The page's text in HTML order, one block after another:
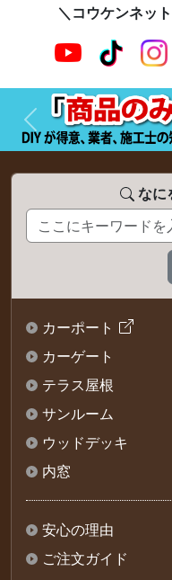
＼コウケンネッ
前へ
なに
カーポート
カーゲート
テラス屋根
サンルーム
ウッドデッキ
内窓
安心の理由
ご注文ガイド